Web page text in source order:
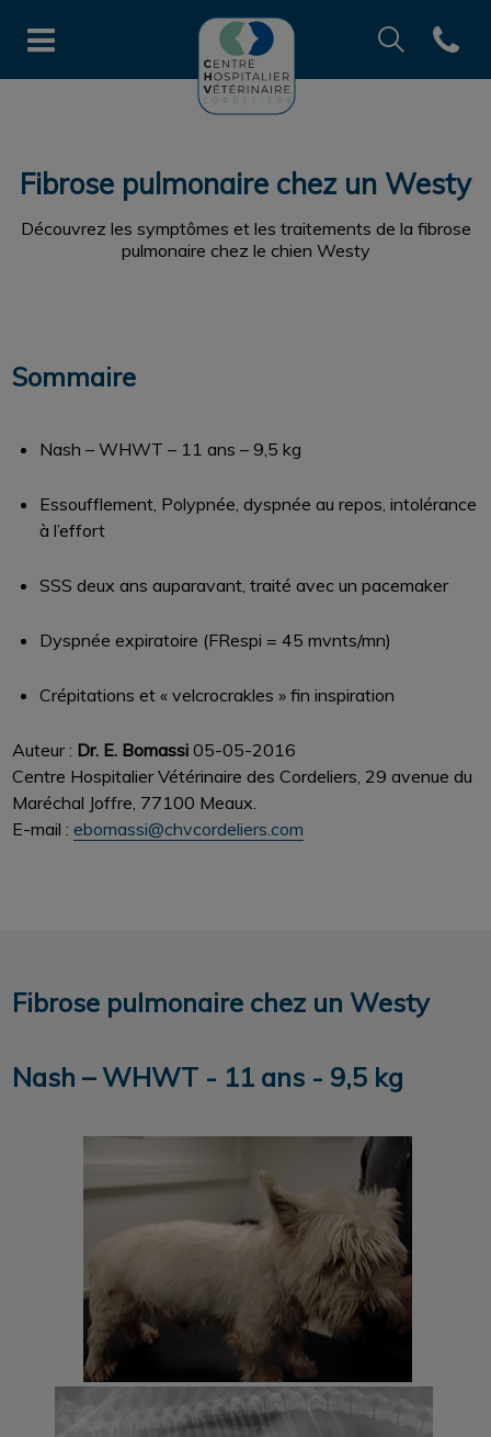
Page d'accueil de CHV des
Open
Recherche
Fibrose pulmonaire chez un Westy
Découvrez les symptômes et les traitements de la fibrose
pulmonaire chez le chien Westy
Sommaire
Nash – WHWT – 11 ans – 9,5 kg
Essoufflement, Polypnée, dyspnée au repos, intolérance
à l’effort
SSS deux ans auparavant, traité avec un pacemaker
Dyspnée expiratoire (FRespi = 45 mvnts/mn)
Crépitations et « velcrocrakles » fin inspiration
Auteur : Dr. E. Bomassi 05-05-2016
Centre Hospitalier Vétérinaire des Cordeliers, 29 avenue du
Maréchal Joffre, 77100 Meaux.
E-mail : ebomassi@chvcordeliers.com
Fibrose pulmonaire chez un Westy
Nash – WHWT - 11 ans - 9,5 kg